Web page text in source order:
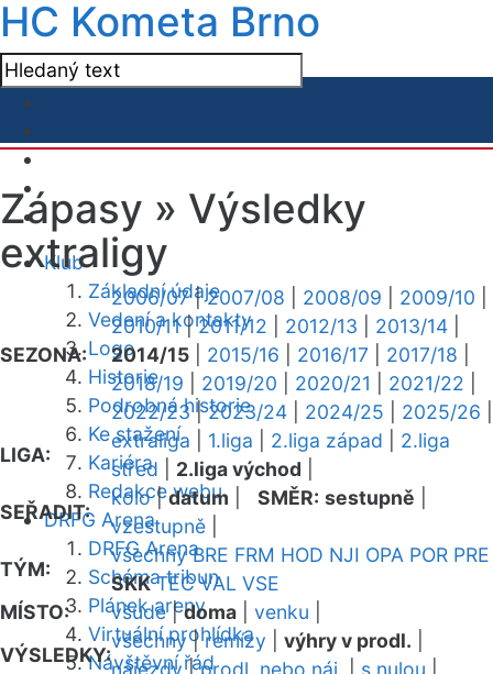
HC Kometa Brno
Klub
Základní údaje
Vedení a kontakty
Logo
Historie
Podrobná historie
Ke stažení
Kariéra
Redakce webu
DRFG Arena
DRFG Arena
Schéma tribun
Plánek areny
Virtuální prohlídka
Návštěvní řád
Zápasy » Výsledky
extraligy
SEZONA:
2006/07|2007/08 2008/09 2009/10
2010/11|2011/12 2012/13 2013/14
2014/15
2015/16 2016/17 2017/18
2018/19
2019/20 2020/21 2021/22
2022/23|2023/24 2024/25 2025/26
LIGA:
extraliga 1.liga 2.liga západ
2.liga
střed
2.liga východ
SEŘADIT:
kolo|datum SMĚR: sestupně
vzestupně
TÝM:
všechny BRE FRM HOD NJI OPA POR PRE
SKK TEC VAL VSE
MÍSTO:
všude|doma venku
VÝSLEDKY:
všechny|remízy výhry v prodl.
nájezdy|prodl. nebo náj. s nulou